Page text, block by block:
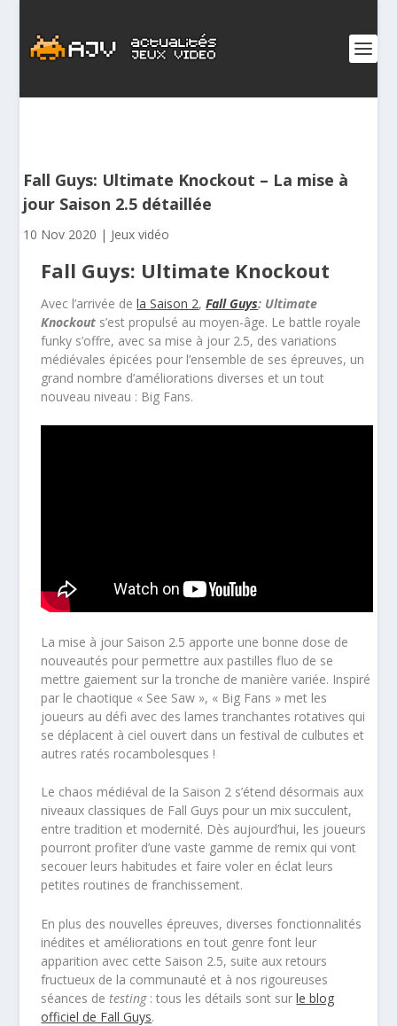
Fall Guys: Ultimate Knockout – La mise à
jour Saison 2.5 détaillée
10 Nov 2020 | Jeux vidéo
Fall Guys: Ultimate Knockout
Avec l’arrivée dela Saison 2,Fall Guys: Ultimate
Knockout s’est propulsé au moyen-âge. Le battle royale
funky s’offre, avec sa mise à jour 2.5, des variations
médiévales épicées pour l’ensemble de ses épreuves, un
grand nombre d’améliorations diverses et un tout
nouveau niveau : Big Fans.
La mise à jour Saison 2.5 apporte une bonne dose de
nouveautés pour permettre aux pastilles fluo de se
mettre gaiement sur la tronche de manière variée. Inspiré
par le chaotique « See Saw », « Big Fans » met les
joueurs au défi avec des lames tranchantes rotatives qui
se déplacent à ciel ouvert dans un festival de culbutes et
autres ratés rocambolesques !
Le chaos médiéval de la Saison 2 s’étend désormais aux
niveaux classiques de Fall Guys pour un mix succulent,
entre tradition et modernité. Dès aujourd’hui, les joueurs
pourront profiter d’une vaste gamme de remix qui vont
secouer leurs habitudes et faire voler en éclat leurs
petites routines de franchissement.
En plus des nouvelles épreuves, diverses fonctionnalités
inédites et améliorations en tout genre font leur
apparition avec cette Saison 2.5, suite aux retours
fructueux de la communauté et à nos rigoureuses
séances detesting: tous les détails sont surle blog
officiel de Fall Guys.